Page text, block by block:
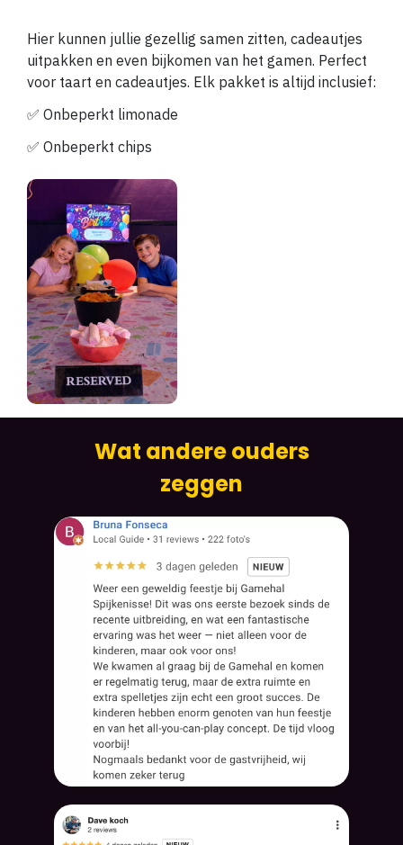
Hier kunnen jullie gezellig samen zitten, cadeautjes
uitpakken en even bijkomen van het gamen. Perfect
voor taart en cadeautjes. Elk pakket is altijd inclusief:
✅ Onbeperkt limonade
✅ Onbeperkt chips
Wat andere ouders
zeggen